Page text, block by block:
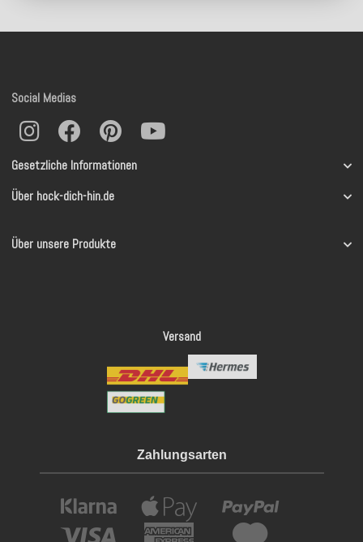
Gesetzliche Informationen
Über hock-dich-hin.de
Über unsere Produkte
Social Medias
Versand
Zahlungsarten